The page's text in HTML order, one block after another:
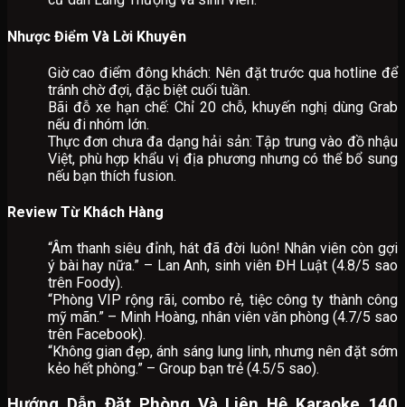
Nhược Điểm Và Lời Khuyên
Giờ cao điểm đông khách: Nên đặt trước qua hotline để
tránh chờ đợi, đặc biệt cuối tuần.
Bãi đỗ xe hạn chế: Chỉ 20 chỗ, khuyến nghị dùng Grab
nếu đi nhóm lớn.
Thực đơn chưa đa dạng hải sản: Tập trung vào đồ nhậu
Việt, phù hợp khẩu vị địa phương nhưng có thể bổ sung
nếu bạn thích fusion.
Review Từ Khách Hàng
“Âm thanh siêu đỉnh, hát đã đời luôn! Nhân viên còn gợi
ý bài hay nữa.” – Lan Anh, sinh viên ĐH Luật (4.8/5 sao
trên Foody).
“Phòng VIP rộng rãi, combo rẻ, tiệc công ty thành công
mỹ mãn.” – Minh Hoàng, nhân viên văn phòng (4.7/5 sao
trên Facebook).
“Không gian đẹp, ánh sáng lung linh, nhưng nên đặt sớm
kẻo hết phòng.” – Group bạn trẻ (4.5/5 sao).